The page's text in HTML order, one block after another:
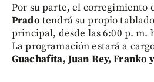
Por su parte, el corregimiento
Prado tendrá su propio
principal, desde las 6:00 p. m.
La programación estará a
Guachafita, Juan Rey, Franko